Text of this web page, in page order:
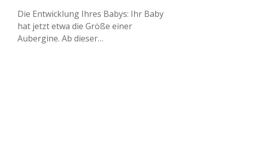
Die Entwicklung Ihres Babys: Ihr Baby
hat jetzt etwa die Größe einer
Aubergine. Ab dieser…